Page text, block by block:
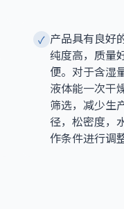
✓ 产品具有良好
纯度高，质量
便。对于含湿
液体能一次干
筛选，减少生
径，松密度，
作条件进行调